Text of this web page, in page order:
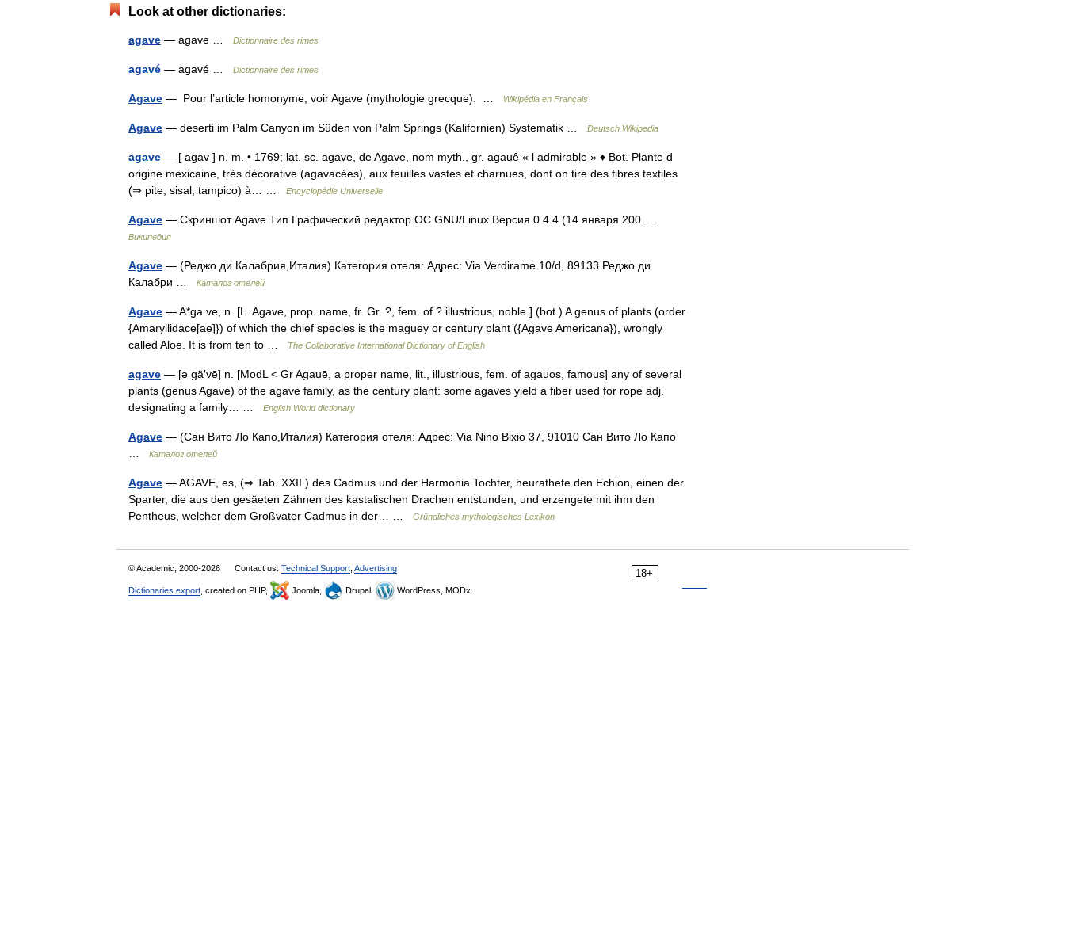
Look at other dictionaries:
agave — agave … Dictionnaire des rimes
agavé — agavé … Dictionnaire des rimes
Agave — Pour l’article homonyme, voir Agave (mythologie grecque). … Wikipédia en Français
Agave — deserti im Palm Canyon im Süden von Palm Springs (Kalifornien) Systematik … Deutsch Wikipedia
agave — [ agav ] n. m. • 1769; lat. sc. agave, de Agave, nom myth., gr. agauê « l admirable » ♦ Bot. Plante d
origine mexicaine, très décorative (agavacées), aux feuilles vastes et charnues, dont on tire des fibres textiles
(⇒ pite, sisal, tampico) à… …
Encyclopédie Universelle
Agave — Скриншот Agave Тип Графический редактор ОС GNU/Linux Версия 0.4.4 (14 января 200 …
Википедия
Agave — (Реджо ди Калабрия,Италия) Категория отеля: Адрес: Via Verdirame 10/d, 89133 Реджо ди
Калабри …
Каталог отелей
Agave — A*ga ve, n. [L. Agave, prop. name, fr. Gr. ?, fem. of ? illustrious, noble.] (bot.) A genus of plants (order
{Amaryllidace[ae]}) of which the chief species is the maguey or century plant ({Agave Americana}), wrongly
called Aloe. It is from ten to …
The Collaborative International Dictionary of English
agave — [ə gä′vē] n. [ModL < Gr Agauē, a proper name, lit., illustrious, fem. of agauos, famous] any of several
plants (genus Agave) of the agave family, as the century plant: some agaves yield a fiber used for rope adj.
designating a family… …
English World dictionary
Agave — (Сан Вито Ло Капо,Италия) Категория отеля: Адрес: Via Nino Bixio 37, 91010 Сан Вито Ло Капо
Каталог отелей
Agave — AGAVE, es, (⇒ Tab. XXII.) des Cadmus und der Harmonia Tochter, heurathete den Echion, einen der
Sparter, die aus den gesäeten Zähnen des kastalischen Drachen entstunden, und erzengete mit ihm den
Pentheus, welcher dem Großvater Cadmus in der… …
Gründliches mythologisches Lexikon
18+
© Academic, 2000-2026 Contact us: Technical Support Advertising
Dictionaries export , created on PHP, Joomla, Drupal, WordPress, MODx.